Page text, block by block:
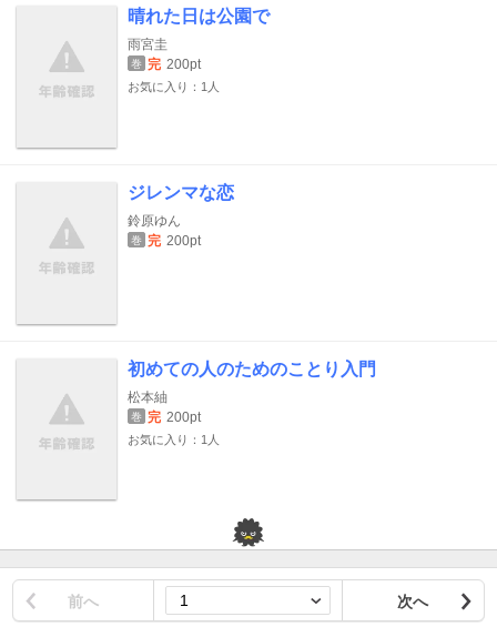
晴れた日は公園で
雨宮圭
巻 完 200pt
お気に入り：1人
ジレンマな恋
鈴原ゆん
巻 完 200pt
初めての人のためのことり入門
松本紬
巻 完 200pt
お気に入り：1人
前へ 次へ